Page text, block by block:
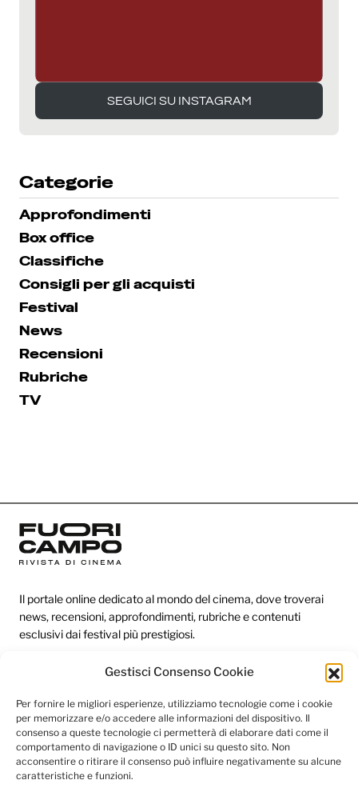
Gestisci Consenso Cookie
Per fornire le migliori esperienze, utilizziamo tecnologie come i cookie
per memorizzare e/o accedere alle informazioni del dispositivo. Il
consenso a queste tecnologie ci permetterà di elaborare dati come il
comportamento di navigazione o ID unici su questo sito. Non
acconsentire o ritirare il consenso può influire negativamente su alcune
caratteristiche e funzioni.
SEGUICI SU INSTAGRAM
SEGUICI SU INSTAGRAM
Categorie
Approfondimenti
Box office
Classifiche
Consigli per gli acquisti
Festival
News
Recensioni
Rubriche
TV
Il portale online dedicato al mondo del cinema, dove troverai
news, recensioni, approfondimenti, rubriche e contenuti
esclusivi dai festival più prestigiosi.
Redazione
Categorie
Link utili